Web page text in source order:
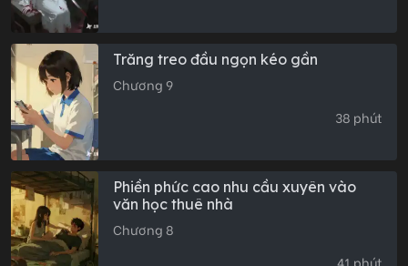
Trăng treo đầu ngọn kéo gần
Chương 9
38 phút
Phiền phức cao nhu cầu xuyên vào
văn học thuê nhà
Chương 8
41 phút